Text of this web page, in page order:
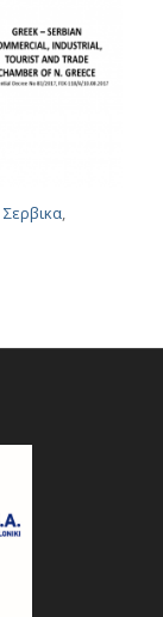
Σερβικα